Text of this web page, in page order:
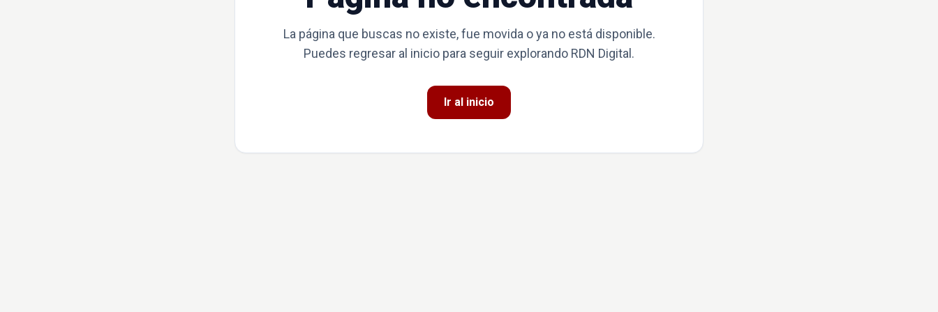
La página que buscas no existe, fue movida o ya no está disponible.
Puedes regresar al inicio para seguir explorando RDN Digital.
Ir al inicio